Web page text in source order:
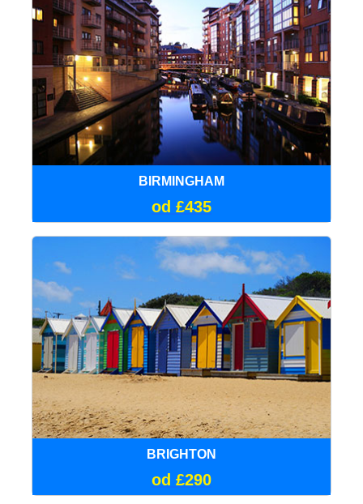
BIRMINGHAM
od £435
BRIGHTON
od £290